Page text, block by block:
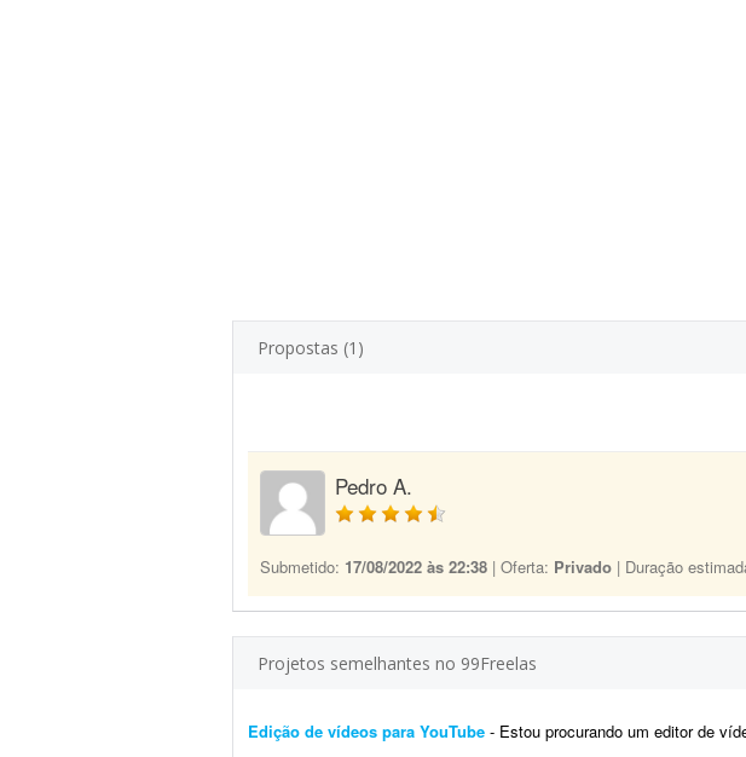
Propostas (1)
Pedro A.
Submetido: 17/08/2022 às 22:38 | Oferta: Privado | Duração
Projetos semelhantes no 99Freelas
Edição de vídeos para YouTube - Estou procurando um editor de vídeo para